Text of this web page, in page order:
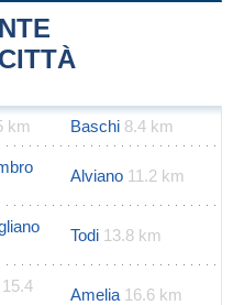
km Baschi 8.4 km
Alviano 11.2 km
Todi 13.8 km
15.4
Amelia 16.6 km